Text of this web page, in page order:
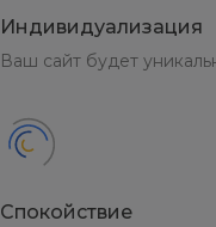
Индивидуализация
Ваш сайт будет
Спокойствие